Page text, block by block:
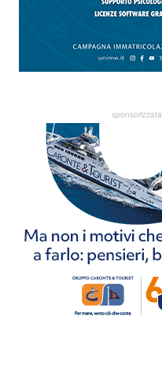
sponsorizzata